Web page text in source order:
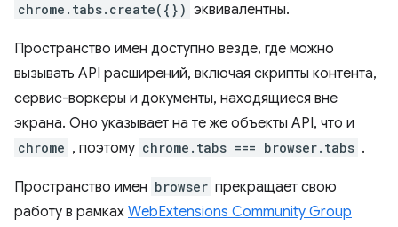
chrome.tabs.create({}) эквивалентны.
Пространство имен доступно везде, где можно
вызывать API расширений, включая скрипты контента,
сервис-воркеры и документы, находящиеся вне
экрана. Оно указывает на те же объекты API, что и
chrome , поэтому chrome.tabs === browser.tabs .
Пространство имен browser прекращает свою
работу в рамках WebExtensions Community Group